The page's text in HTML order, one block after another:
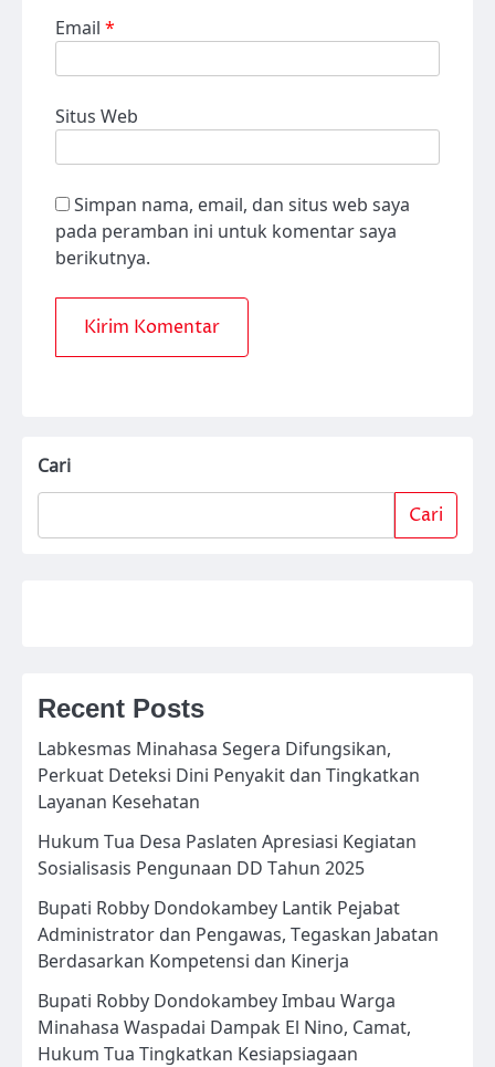
Email *
Situs Web
Simpan nama, email, dan situs web saya
pada peramban ini untuk komentar saya
berikutnya.
Cari
Cari
Recent Posts
Labkesmas Minahasa Segera Difungsikan,
Perkuat Deteksi Dini Penyakit dan Tingkatkan
Layanan Kesehatan
Hukum Tua Desa Paslaten Apresiasi Kegiatan
Sosialisasis Pengunaan DD Tahun 2025
Bupati Robby Dondokambey Lantik Pejabat
Administrator dan Pengawas, Tegaskan Jabatan
Berdasarkan Kompetensi dan Kinerja
Bupati Robby Dondokambey Imbau Warga
Minahasa Waspadai Dampak El Nino, Camat,
Hukum Tua Tingkatkan Kesiapsiagaan